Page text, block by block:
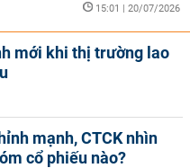
15:01 | 20/07/2026
mới khi thị trường lao
mạnh, CTCK nhìn
cổ phiếu nào?